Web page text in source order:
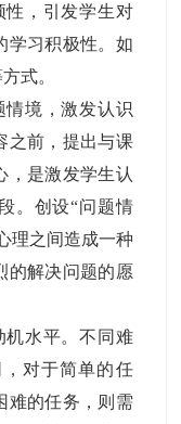
性，引发学生对
学习积极性。如
式。
情境，激发认识
之前，提出与课
，是激发学生认
。创设“问题情
理之间造成一种
的解决问题的愿
机水平。不同难
对于简单的任
难的任务，则需